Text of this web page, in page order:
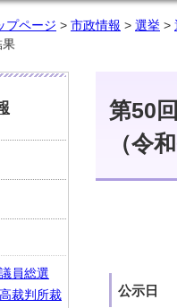
プページ > 市政情報 > 選挙 >
第50
（令
公示日
員総選
裁判所裁